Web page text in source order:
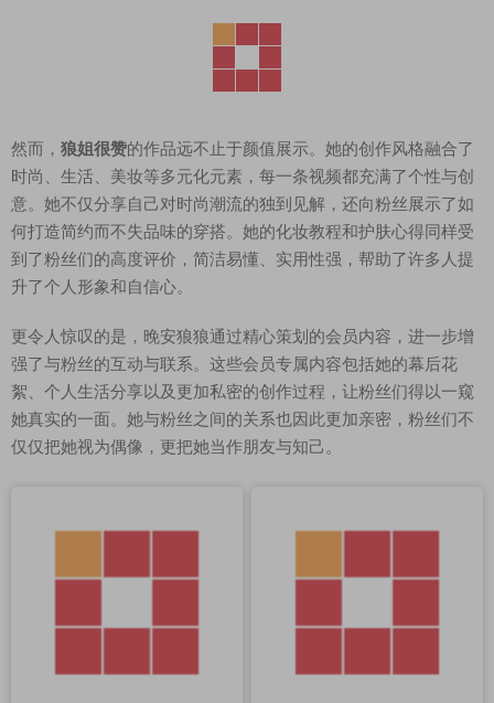
然而， 狼姐很赞的作品远不止于颜值展示。她的创作风格融合了
时尚、生活、美妆等多元化元素，每一条视频都充满了个性与创
意。她不仅分享自己对时尚潮流的独到见解，还向粉丝展示了如
何打造简约而不失品味的穿搭。她的化妆教程和护肤心得同样受
到了粉丝们的高度评价，简洁易懂、实用性强，帮助了许多人提
升了个人形象和自信心。
更令人惊叹的是，晚安狼狼通过精心策划的会员内容，进一步增
强了与粉丝的互动与联系。这些会员专属内容包括她的幕后花
絮、个人生活分享以及更加私密的创作过程，让粉丝们得以一窥
她真实的一面。她与粉丝之间的关系也因此更加亲密，粉丝们不
仅仅把她视为偶像，更把她当作朋友与知己。